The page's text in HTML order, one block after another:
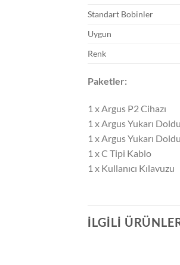
Standart Bobinler
Uygun
Renk
Paketler:
1 x Argus P2 Cihazı
1 x Argus Yukarı
1 x Argus Yukarı
1 x C Tipi Kablo
1 x Kullanıcı Kılavuzu
İLGILI